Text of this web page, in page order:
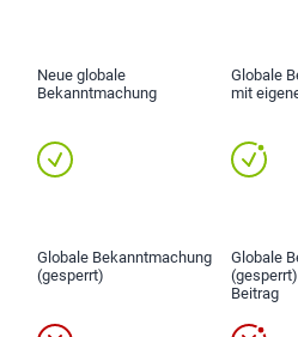
Neue globale
Bekanntmachung
Globale
mit
Globale Bekanntmachung
(gesperrt)
Globale
Beitrag